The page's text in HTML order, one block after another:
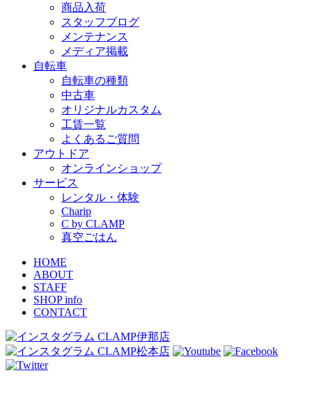
商品入荷
スタッフブログ
メンテナンス
メディア掲載
自転車
自転車の種類
中古車
オリジナルカスタム
工賃一覧
よくあるご質問
アウトドア
オンラインショップ
サービス
レンタル・体験
Charip
C by CLAMP
真空ごはん
HOME
ABOUT
STAFF
SHOP info
CONTACT